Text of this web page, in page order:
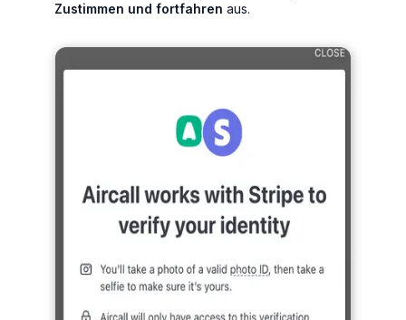
Zustimmen und fortfahren aus.